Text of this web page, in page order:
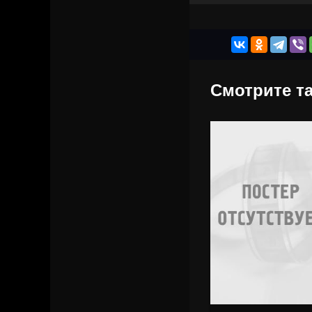
Смотрите